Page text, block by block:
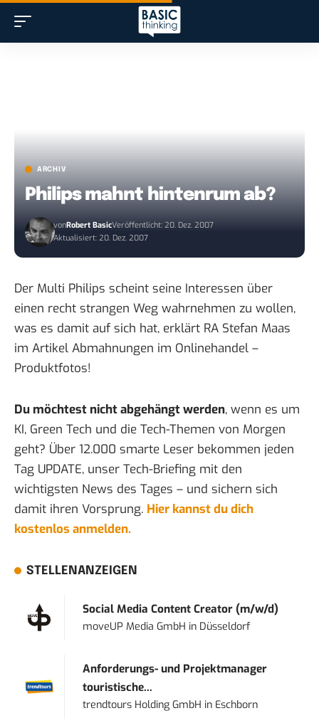
ARCHIV
Philips mahnt hintenrum ab?
vonRobert BasicVeröffentlicht: 20. Dez. 2007
Aktualisiert: 20. Dez. 2007
Der Multi Philips scheint seine Interessen über
einen recht strangen Weg wahrnehmen zu wollen,
was es damit auf sich hat, erklärt RA Stefan Maas
im Artikel Abmahnungen im Onlinehandel –
Produktfotos!
Du möchtest nicht abgehängt werden, wenn es um
KI, Green Tech und die Tech-Themen von Morgen
geht? Über 12.000 smarte Leser bekommen jeden
Tag UPDATE, unser Tech-Briefing mit den
wichtigsten News des Tages – und sichern sich
damit ihren Vorsprung. Hier kannst du dich
kostenlos anmelden.
STELLENANZEIGEN
Social Media Content Creator (m/w/d)
moveUP Media GmbH in Düsseldorf
Anforderungs- und Projektmanager
touristische...
trendtours Holding GmbH in Eschborn